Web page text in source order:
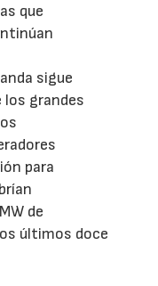
que
sigue
grandes
para
de
últimos doce